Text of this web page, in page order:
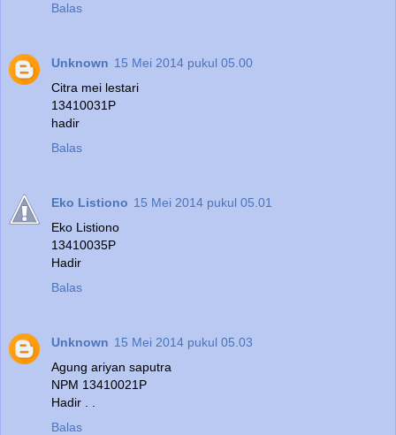
Balas
Unknown 15 Mei 2014 pukul 05.00
Citra mei lestari
13410031P
hadir
Balas
Eko Listiono 15 Mei 2014 pukul 05.01
Eko Listiono
13410035P
Hadir
Balas
Unknown 15 Mei 2014 pukul 05.03
Agung ariyan saputra
NPM 13410021P
Hadir . .
Balas